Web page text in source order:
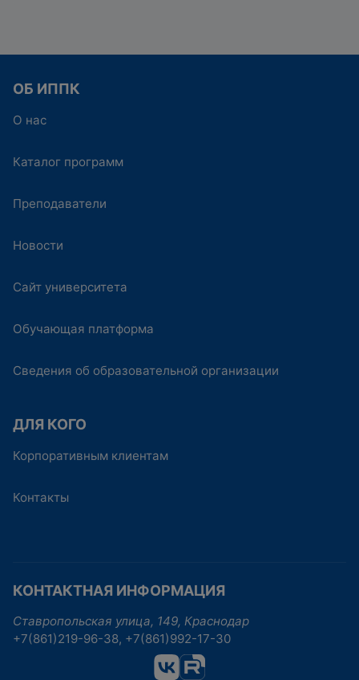
ОБ ИППК
О нас
Каталог программ
Преподаватели
Новости
Сайт университета
Обучающая платформа
Сведения об образовательной организации
ДЛЯ КОГО
Корпоративным клиентам
Контакты
КОНТАКТНАЯ ИНФОРМАЦИЯ
Ставропольская улица, 149, Краснодар
+7(861)219-96-38, +7(861)992-17-30